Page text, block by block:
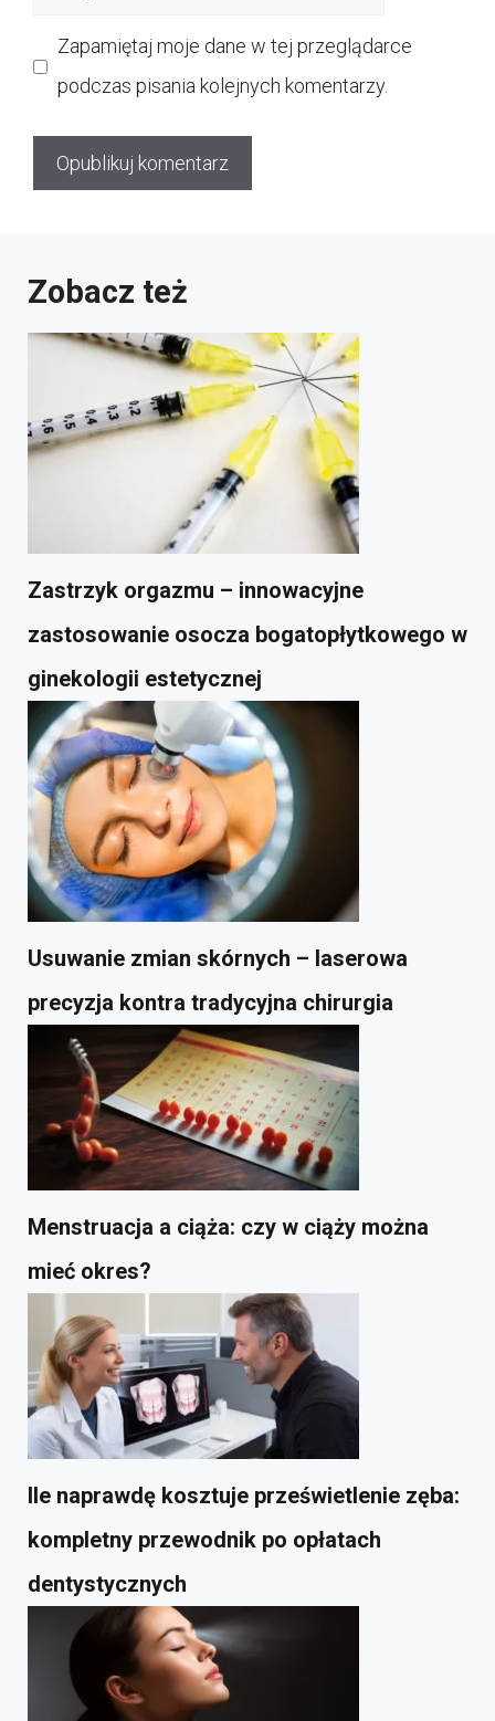
Zapamiętaj moje dane w tej przeglądarce
podczas pisania kolejnych komentarzy.
Zobacz też
Zastrzyk orgazmu – innowacyjne
zastosowanie osocza bogatopłytkowego w
ginekologii estetycznej
Usuwanie zmian skórnych – laserowa
precyzja kontra tradycyjna chirurgia
Menstruacja a ciąża: czy w ciąży można
mieć okres?
Ile naprawdę kosztuje prześwietlenie zęba:
kompletny przewodnik po opłatach
dentystycznych